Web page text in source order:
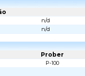
n/d
n/d
Prober
P-100